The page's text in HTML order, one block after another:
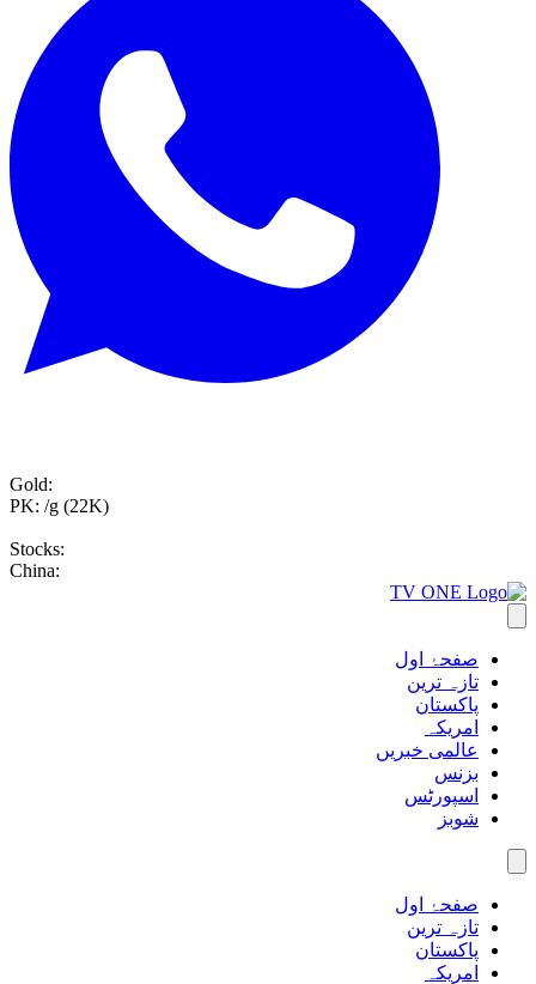
Gold:
PK: /g (22K)
Stocks:
China:
صفحۂ اول
تازہ ترین
پاکستان
امریکہ
عالمی خبریں
بزنس
اسپورٹس
شوبز
صفحۂ اول
تازہ ترین
پاکستان
امریکہ